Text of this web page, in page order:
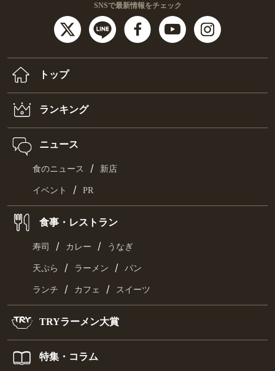
SNSで最新情報をチェック
トップ
ランキング
ニュース
食のニュース / 新店
イベント / PR
食事・レストラン
寿司 / カレー / うなぎ
天ぷら / ラーメン / パン
ランチ / カフェ / スイーツ
TRYラーメン大賞
特集・コラム